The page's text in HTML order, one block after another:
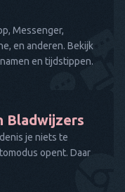
Messenger,
en anderen. Bekijk
en tijdstippen.
Bladwijzers
je niets te
opent. Daar